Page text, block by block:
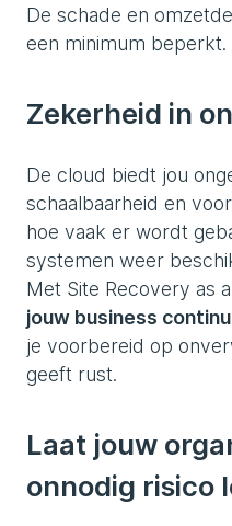
De schade en
een minimum beperkt.
Zekerheid in
De cloud biedt jou
schaalbaarheid en
hoe vaak er wordt
systemen weer
Met Site Recovery as
jouw business
je voorbereid op
geeft rust.
Laat jouw
onnodig risico